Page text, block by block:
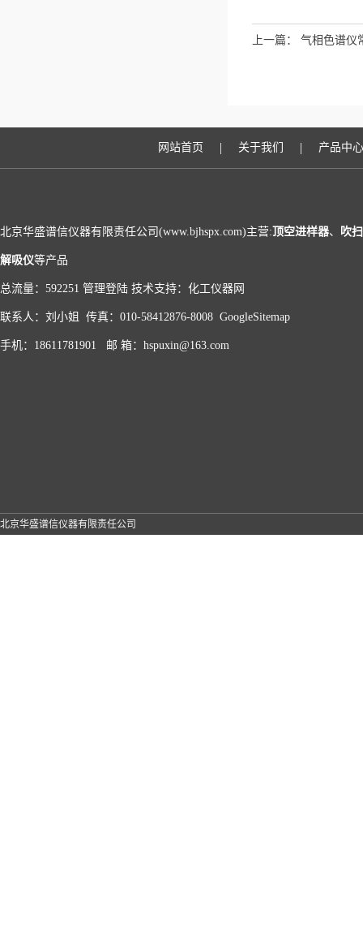
上一篇： 气相色谱仪
网站首页 | 关于我们 | 产品中心
北京华盛谱信仪器有限责任公司(www.bjhspx.com)主营:顶空进样器、 吹
解吸仪等产品
总流量：592251 管理登陆 技术支持： 化工仪器网
联系人：刘小姐 传真：010-58412876-8008 GoogleSitemap
手机：18611781901 邮 箱：hspuxin@163.com
北京华盛谱信仪器有限责任公司